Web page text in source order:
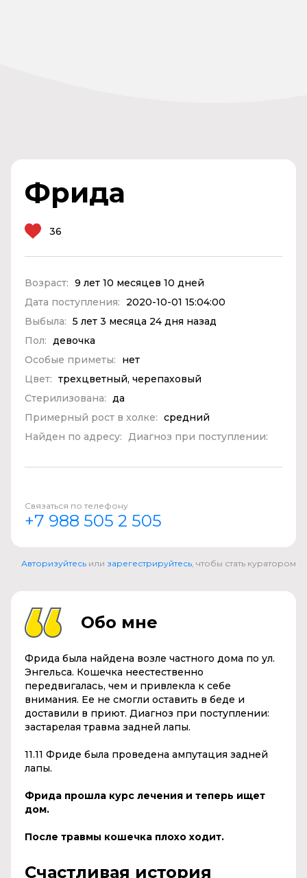
Фрида
36
Возраст: 9 лет 10 месяцев 10 дней
Дата поступления:
2020-10-01 15:04:00
Выбыла: 5 лет 3 месяца 24 дня назад
Пол: девочка
Особые приметы:
нет
Цвет: трехцветный, черепаховый
Стерилизована: да
Примерный рост в холке: средний
Найден по адресу: Диагноз при поступлении:
Связаться по телефону
+7 988 505 2 505
Авторизуйтесь или зарегестрируйтесь , чтобы стать куратором
Обо мне
Фрида была найдена возле частного дома по ул.
Энгельса. Кошечка неестественно
передвигалась, чем и привлекла к себе
внимания. Ее не смогли оставить в беде и
доставили в приют. Диагноз при поступлении:
застарелая травма задней лапы.
11.11 Фриде была проведена ампутация задней
лапы.
Фрида прошла курс лечения и теперь ищет
дом.
После травмы кошечка плохо ходит.
Счастливая история